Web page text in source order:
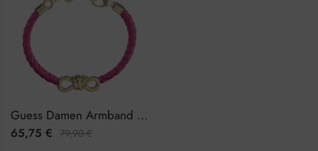
Guess Damen Armband JUBB04003JWYGFCTU
65,75 € 79,90€